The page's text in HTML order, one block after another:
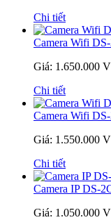
Chi tiết
Camera Wifi
Giá: 1.650.000
Chi tiết
Camera Wifi
Giá: 1.550.000
Chi tiết
Camera IP DS-
Giá: 1.050.000